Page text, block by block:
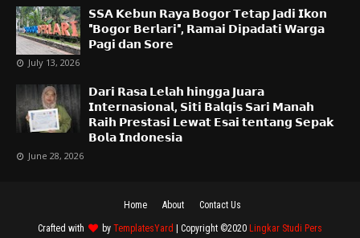
𝗦𝗦𝗔 𝗞𝗲𝗯𝘂𝗻 𝗥𝗮𝘆𝗮 𝗕𝗼𝗴𝗼𝗿 𝗧𝗲𝘁𝗮𝗽 𝗝𝗮𝗱𝗶 𝗜𝗸𝗼𝗻
"𝗕𝗼𝗴𝗼𝗿 𝗕𝗲𝗿𝗹𝗮𝗿𝗶", 𝗥𝗮𝗺𝗮𝗶 𝗗𝗶𝗽𝗮𝗱𝗮𝘁𝗶 𝗪𝗮𝗿𝗴𝗮
𝗣𝗮𝗴𝗶 𝗱𝗮𝗻 𝗦𝗼𝗿𝗲
July 13, 2026
𝗗𝗮𝗿𝗶 𝗥𝗮𝘀𝗮 𝗟𝗲𝗹𝗮𝗵 𝗵𝗶𝗻𝗴𝗴𝗮 𝗝𝘂𝗮𝗿𝗮
𝗜𝗻𝘁𝗲𝗿𝗻𝗮𝘀𝗶𝗼𝗻𝗮𝗹, 𝗦𝗶𝘁𝗶 𝗕𝗮𝗹𝗾𝗶𝘀 𝗦𝗮𝗿𝗶 𝗠𝗮𝗻𝗮𝗵
𝗥𝗮𝗶𝗵 𝗣𝗿𝗲𝘀𝘁𝗮𝘀𝗶 𝗟𝗲𝘄𝗮𝘁 𝗘𝘀𝗮𝗶 𝘁𝗲𝗻𝘁𝗮𝗻𝗴 𝗦𝗲𝗽𝗮𝗸
𝗕𝗼𝗹𝗮 𝗜𝗻𝗱𝗼𝗻𝗲𝘀𝗶𝗮
June 28, 2026
Home About Contact Us
Crafted with by TemplatesYard | Copyright ©2020 Lingkar Studi Pers